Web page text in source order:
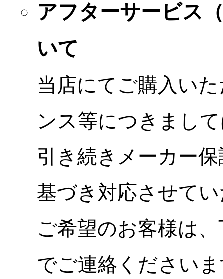
アフターサービス
いて
当店にてご購入い
ンス等につきまし
引き続きメーカー
基づき対応させて
ご希望のお客様は
でご連絡ください